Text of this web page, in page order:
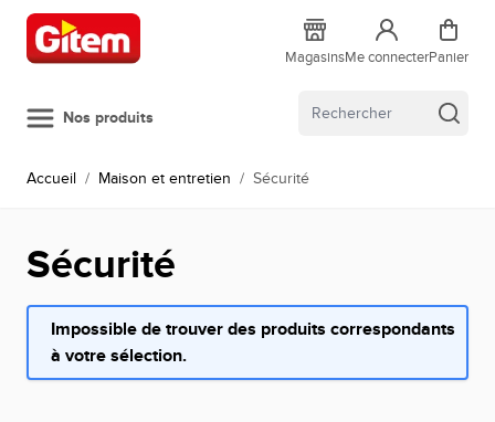
Allez au contenu
MagasinsMe connecterPanier
Nos produits
Accueil / Maison et entretien / Sécurité
Sécurité
Impossible de trouver des produits correspondants
à votre sélection.